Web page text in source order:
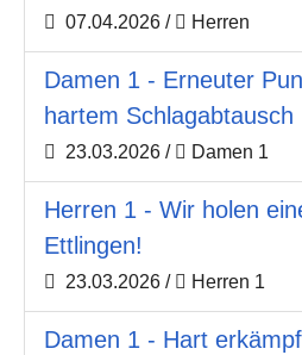
07.04.2026 / Herren
Damen 1 - Erneuter
hartem Schlagabtausch
23.03.2026 / Damen 1
Herren 1 - Wir holen
Ettlingen!
23.03.2026 / Herren 1
Damen 1 - Hart